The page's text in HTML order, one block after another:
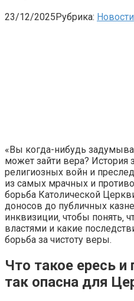
23/12/2025Рубрика: Новости
«Вы когда-нибудь
может зайти вера? История
религиозных войн и
из самых мрачных и
борьба Католической
доносов до публичных
инквизиции‚ чтобы понять‚
властями и какие
борьба за чистоту веры.
Что такое ересь
так опасна для